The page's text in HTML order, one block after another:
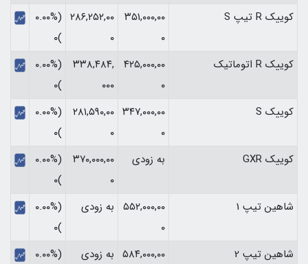
کوییک R تیپ S
۳۵۱,۰۰۰,۰۰
۰
۲۸۶,۲۵۲,۰۰
۰
(۰.۰۰%
)۰
کوییک R اتوماتیک
۴۲۵,۰۰۰,۰۰
۰
۳۳۸,۴۸۴,
۰۰۰
(۰.۰۰%
)۰
کوییک S
۳۴۷,۰۰۰,۰۰
۰
۲۸۱,۵۹۰,۰۰
۰
(۰.۰۰%
)۰
کوییک GXR
به زودی
۳۷۰,۰۰۰,۰۰
۰
(۰.۰۰%
)۰
شاهین تیپ 1
۵۵۲,۰۰۰,۰۰
۰
به زودی
(۰.۰۰%
)۰
شاهین تیپ 2
۵۸۴,۰۰۰,۰۰ به زودی
(۰.۰۰%